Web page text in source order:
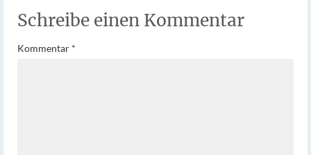
Schreibe einen Kommentar
Kommentar *